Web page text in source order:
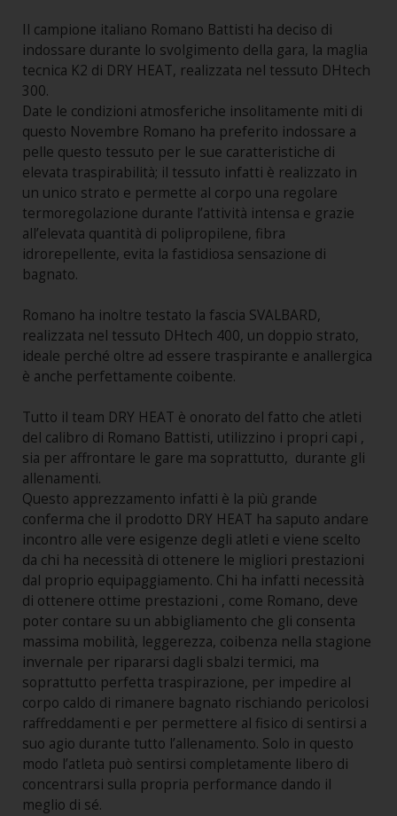
Il campione italiano Romano Battisti ha deciso di
indossare durante lo svolgimento della gara, la maglia
tecnica K2 di DRY HEAT, realizzata nel tessuto DHtech
300.
Date le condizioni atmosferiche insolitamente miti di
questo Novembre Romano ha preferito indossare a
pelle questo tessuto per le sue caratteristiche di
elevata traspirabilità; il tessuto infatti è realizzato in
un unico strato e permette al corpo una regolare
termoregolazione durante l’attività intensa e grazie
all’elevata quantità di polipropilene, fibra
idrorepellente, evita la fastidiosa sensazione di
bagnato.
Romano ha inoltre testato la fascia SVALBARD,
realizzata nel tessuto DHtech 400, un doppio strato,
ideale perché oltre ad essere traspirante e anallergica
è anche perfettamente coibente.
Tutto il team DRY HEAT è onorato del fatto che atleti
del calibro di Romano Battisti, utilizzino i propri capi ,
sia per affrontare le gare ma soprattutto, durante gli
allenamenti.
Questo apprezzamento infatti è la più grande
conferma che il prodotto DRY HEAT ha saputo andare
incontro alle vere esigenze degli atleti e viene scelto
da chi ha necessità di ottenere le migliori prestazioni
dal proprio equipaggiamento. Chi ha infatti necessità
di ottenere ottime prestazioni , come Romano, deve
poter contare su un abbigliamento che gli consenta
massima mobilità, leggerezza, coibenza nella stagione
invernale per ripararsi dagli sbalzi termici, ma
soprattutto perfetta traspirazione, per impedire al
corpo caldo di rimanere bagnato rischiando pericolosi
raffreddamenti e per permettere al fisico di sentirsi a
suo agio durante tutto l’allenamento. Solo in questo
modo l’atleta può sentirsi completamente libero di
concentrarsi sulla propria performance dando il
meglio di sé.